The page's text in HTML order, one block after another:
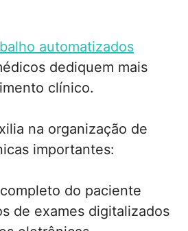
automatizados
dediquem mais
clínico.
na organização de
importantes:
do paciente
de exames digitalizados